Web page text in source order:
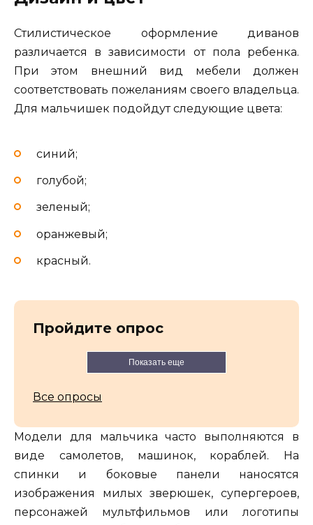
Стилистическое оформление диванов
различается в зависимости от пола ребенка.
При этом внешний вид мебели должен
соответствовать пожеланиям своего владельца.
Для мальчишек подойдут следующие цвета:
синий;
голубой;
зеленый;
оранжевый;
красный.
Пройдите опрос
Показать еще
Все опросы
Модели для мальчика часто выполняются в
виде самолетов, машинок, кораблей. На
спинки и боковые панели наносятся
изображения милых зверюшек, супергероев,
персонажей мультфильмов или логотипы